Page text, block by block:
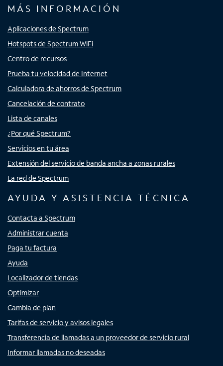
MÁS INFORMACIÓN
Aplicaciones de Spectrum
Hotspots de Spectrum WiFi
Centro de recursos
Prueba tu velocidad de Internet
Calculadora de ahorros de Spectrum
Cancelación de contrato
Lista de canales
¿Por qué Spectrum?
Servicios en tu área
Extensión del servicio de banda ancha a zonas rurales
La red de Spectrum
AYUDA Y ASISTENCIA TÉCNICA
Contacta a Spectrum
Administrar cuenta
Paga tu factura
Ayuda
Localizador de tiendas
Optimizar
Cambia de plan
Tarifas de servicio y avisos legales
Transferencia de llamadas a un proveedor de servicio rural
Informar llamadas no deseadas